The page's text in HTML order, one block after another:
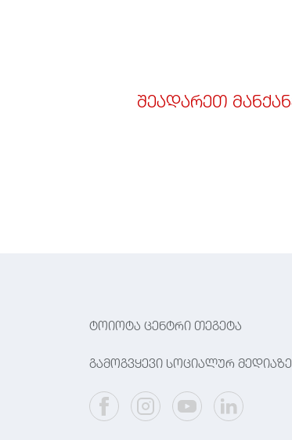
შეადარეთ
ტოიოტა ცენტრი თეგეტა
გამოგვყევი სოციალურ მედიაზე